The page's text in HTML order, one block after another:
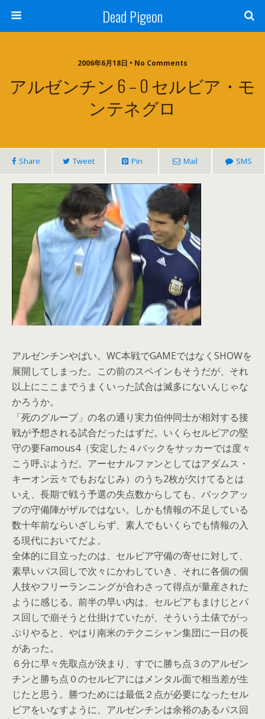
Dead Pigeon
2006年6月18日 • No Comments
アルゼンチン 6 – 0 セルビア・モ
ンテネグロ
Share Tweet Pin Mail SMS
アルゼンチンやばい。WC本戦でGAMEではなくSHOWを
展開してしまった。この前のスペインもそうだが、それ
以上にここまでうまくいった試合は滅多にないんじゃな
かろうか。
「死のグループ」の名の通り実力伯仲同士が相対する接
戦が予想される試合だったはずだ。いくらセルビアの堅
守の要Famous4（安定した４バックをサッカーでは度々
こう呼ぶようだ。アーセナルファンとしてはアダムス・
キーオン云々でもおなじみ）のうち2枚が欠けてるとは
いえ、長期で戦う予選の失点数からしても、バックアッ
プの守備陣がザルではない。しかも情報の不足している
数十年前ならいざしらず、素人でもいくらでも情報の入
る現代においてだよ。
全体的に目立ったのは、セルビア守備の寄せに対して、
素早いパス回しで次々にかわしていき、それに各個の個
人技やフリーランニングが合わさって得点が量産された
ように感じる。前半の早い内は、セルビアもまけじとパ
ス回しで崩そうと仕掛けていたが、そういう土俵でがっ
ぷりやると、やはり南米のテクニシャン集団に一日の長
があった。
６分に早々先取点が決まり、すでに勝ち点３のアルゼン
チンと勝ち点０のセルビアにはメンタル面で相当差が生
じたと思う。勝つためには最低２点が必要になったセル
ビアをいなすように、アルゼンチンは余裕のあるパス回